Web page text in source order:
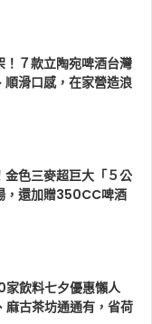
！７款立陶宛啤酒台灣
滑口感，在家營造浪
金色三麥超巨大「５公
，還加贈350CC啤酒
家飲料七夕優惠懶人
古茶坊通通有，省荷